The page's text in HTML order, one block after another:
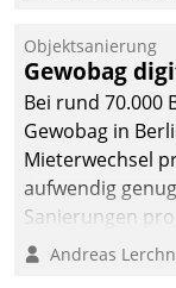
Unternehmen.
Objektsanierung
Gewobag
Bei rund 70.000
Gewobag in
Mieterwechsel
aufwendig
Sanierungen
Betreuungs-
Andreas